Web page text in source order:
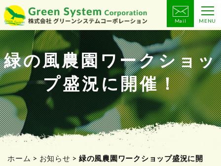
コ
ン
テ
ン
ツ
へ
ス
キ
ッ
プ
Mail MENU
緑の風農園ワークショッ
プ盛況に開催！
ホーム > お知らせ > 緑の風農園ワークショップ盛況に開